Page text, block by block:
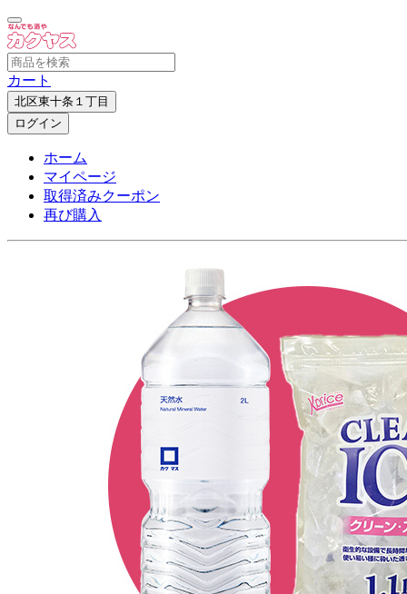
カート
北区東十条１丁目
ログイン
ホーム
マイページ
取得済みクーポン
再び購入